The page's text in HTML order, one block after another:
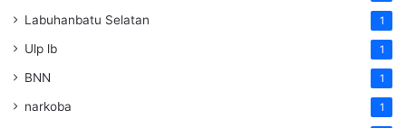
Labuhanbatu Selatan 1
Ulp lb 1
BNN 1
narkoba 1